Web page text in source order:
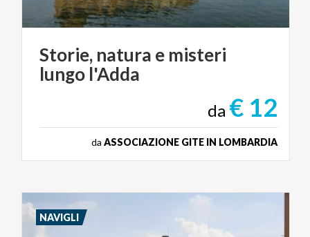
Storie, natura e misteri
lungo l'Adda
da € 12
da ASSOCIAZIONE GITE IN LOMBARDIA
NAVIGLI